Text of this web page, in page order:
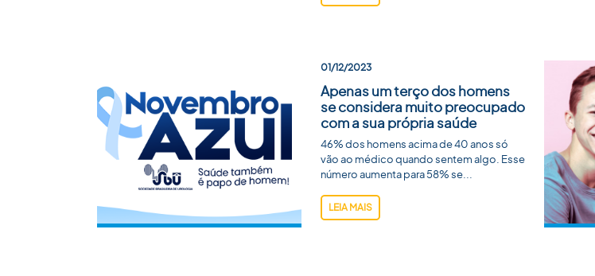
01/12/2023
Apenas um terço dos homens
se considera muito preocupado
com a sua própria saúde
46% dos homens acima de 40 anos só
vão ao médico quando sentem algo. Esse
número aumenta para 58% se...
LEIA MAIS